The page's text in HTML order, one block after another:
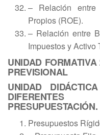
– Relación
Propios (ROE).
– Relación entre
Impuestos y Activo
UNIDAD
PREVISIONAL
UNIDAD
PRESUPUESTACIÓN.
Presupuestos